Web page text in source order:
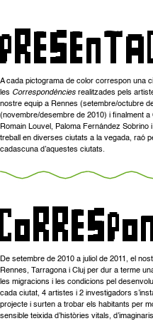
A cada pictograma de color correspon una
les Correspondències realitzades pels
nostre equip a Rennes (setembre/octubre
(novembre/desembre de 2010) i finalment
Romain Louvel, Paloma Fernández
treball en diverses ciutats a la vegada, raó
cadascuna d’aquestes ciutats.
De setembre de 2010 a juliol de 2011, el
Rennes, Tarragona i Cluj per dur a terme
les migracions i les condicions pel
cada ciutat, 4 artistes i 2 investigadors
projecte i surten a trobar els habitants per
sensible teixida d’històries vitals,